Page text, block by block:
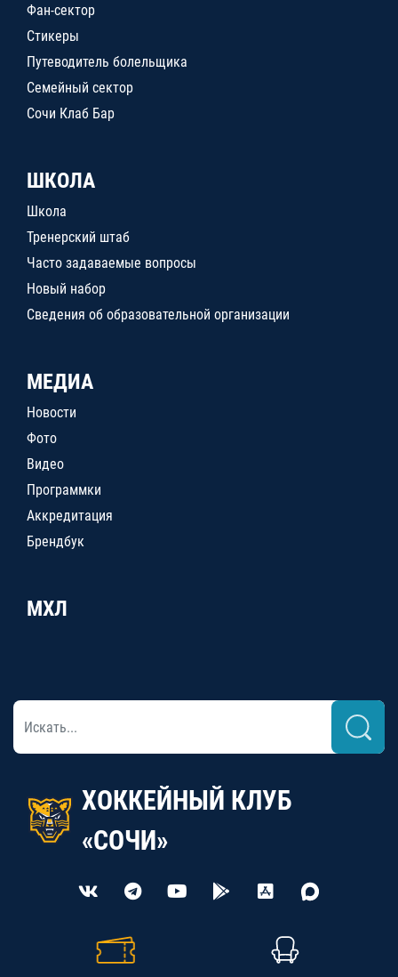
Фан-сектор
Стикеры
Путеводитель болельщика
Семейный сектор
Сочи Клаб Бар
ШКОЛА
Школа
Тренерский штаб
Часто задаваемые вопросы
Новый набор
Сведения об образовательной организации
МЕДИА
Новости
Фото
Видео
Программки
Аккредитация
Брендбук
МХЛ
ХОККЕЙНЫЙ КЛУБ
«СОЧИ»